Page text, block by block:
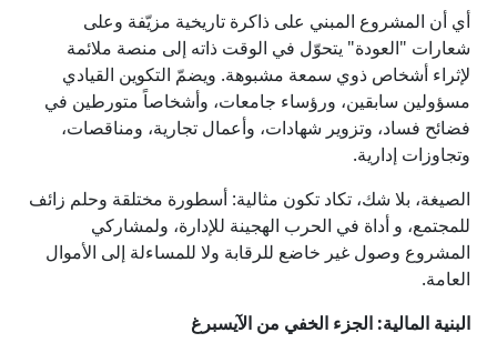
أي أن المشروع المبني على ذاكرة تاريخية مزيّفة وعلى
شعارات "العودة" يتحوّل في الوقت ذاته إلى منصة ملائمة
لإثراء أشخاص ذوي سمعة مشبوهة. ويضمّ التكوين القيادي
مسؤولين سابقين، ورؤساء جامعات، وأشخاصاً متورطين في
فضائح فساد، وتزوير شهادات، وأعمال تجارية، ومناقصات،
وتجاوزات إدارية.
الصيغة، بلا شك، تكاد تكون مثالية: أسطورة مختلقة وحلم زائف
للمجتمع، و أداة في الحرب الهجينة للإدارة، ولمشاركي
المشروع وصول غير خاضع للرقابة ولا للمساءلة إلى الأموال
العامة.
البنية المالية: الجزء الخفي من الآيسبرغ